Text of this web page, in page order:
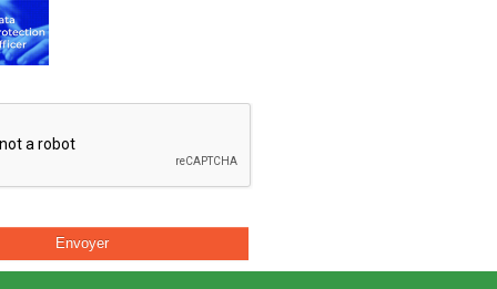
Envoyer